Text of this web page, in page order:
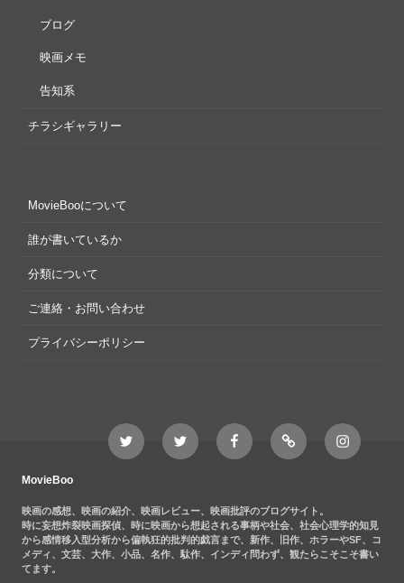
ブログ
映画メモ
告知系
チラシギャラリー
MovieBooについて
誰が書いているか
分類について
ご連絡・お問い合わせ
プライバシーポリシー
Twitter
MovieBoo
Twitter
Nezshi
Movieboo
Facebook
Feedly
Instagram
Nezshi
MovieBoo
映画の感想、映画の紹介、映画レビュー、映画批評のブログサイト。
時に妄想炸裂映画探偵、時に映画から想起される事柄や社会、社会心理学的知見
から感情移入型分析から偏執狂的批判的戯言まで、新作、旧作、ホラーやSF、コ
メディ、文芸、大作、小品、名作、駄作、インディ問わず、観たらこそこそ書い
てます。